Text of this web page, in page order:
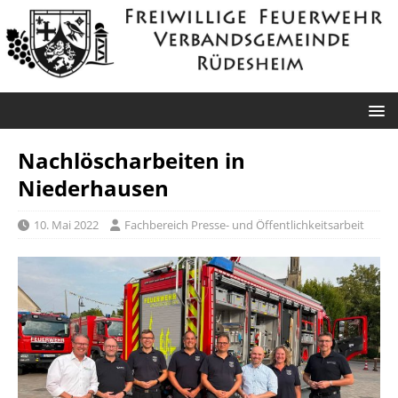
Nachlöscharbeiten in
Niederhausen
10. Mai 2022 Fachbereich Presse- und Öffentlichkeitsarbeit